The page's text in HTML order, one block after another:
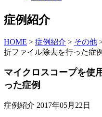
症例紹介
HOME > 症例紹介 > その他
折ファイル除去を行った症例
マイクロスコープを使
った症例
症例紹介 2017年05月22日